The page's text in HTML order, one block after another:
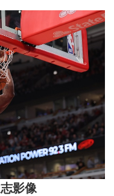
影像